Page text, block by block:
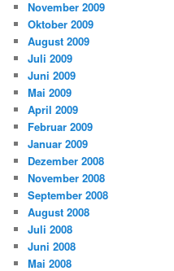
November 2009
Oktober 2009
August 2009
Juli 2009
Juni 2009
Mai 2009
April 2009
Februar 2009
Januar 2009
Dezember 2008
November 2008
September 2008
August 2008
Juli 2008
Juni 2008
Mai 2008